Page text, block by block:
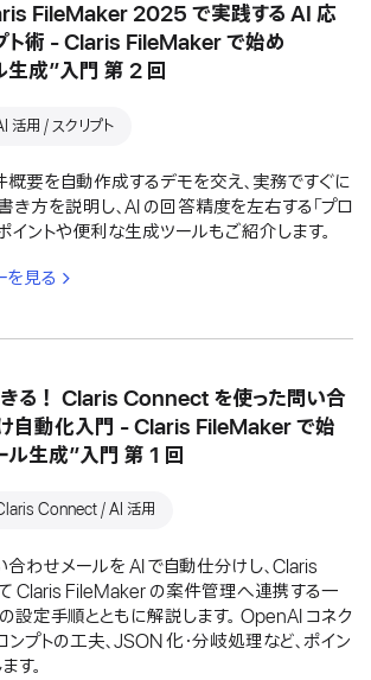
FileMaker 2025 で実践する AI 応
ト術 - Claris FileMaker で始め
生成”入門 第 2 回
用 / スクリプト
要を自動作成するデモを交え、実務ですぐに
き方を説明し、AI の回答精度を左右する「プロ
イントや便利な生成ツールもご紹介します。
を見る
る！ Claris Connect を使った問い合
自動化入門 - Claris FileMaker で始
ル生成”入門 第 1 回
Connect / AI 活用
わせメールを AI で自動仕分けし、Claris
Claris FileMaker の案件管理へ連携する一
設定手順とともに解説します。 OpenAI コネク
プトの工夫、JSON 化・分岐処理など、ポイン
す。